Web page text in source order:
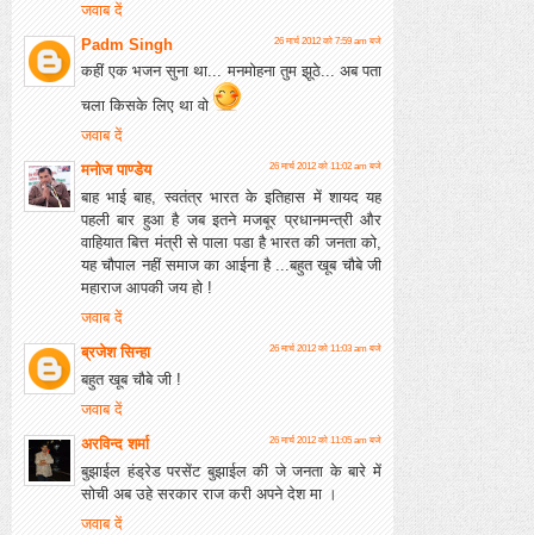
जवाब दें
Padm Singh
26 मार्च 2012 को 7:59 am बजे
कहीं एक भजन सुना था... मनमोहना तुम झूठे... अब पता
चला किसके लिए था वो
जवाब दें
मनोज पाण्डेय
26 मार्च 2012 को 11:02 am बजे
बाह भाई बाह, स्वतंत्र भारत के इतिहास में शायद यह
पहली बार हुआ है जब इतने मजबूर प्रधानमन्त्री और
वाहियात बित्त मंत्री से पाला पडा है भारत की जनता को,
यह चौपाल नहीं समाज का आईना है ...बहुत खूब चौबे जी
महाराज आपकी जय हो !
जवाब दें
ब्रजेश सिन्हा
26 मार्च 2012 को 11:03 am बजे
बहुत खूब चौबे जी !
जवाब दें
अरविन्द शर्मा
26 मार्च 2012 को 11:05 am बजे
बुझाईल हंड्रेड परसेंट बुझाईल की जे जनता के बारे में
सोची अब उहे सरकार राज करी अपने देश मा ।
जवाब दें